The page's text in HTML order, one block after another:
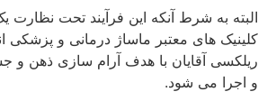
البته به شرط آنکه این فرآیند تحت نظارت
کلینیک های معتبر ماساژ درمانی و پزشکی
ریلکسی آقایان با هدف آرام سازی ذهن و
و اجرا می شود.